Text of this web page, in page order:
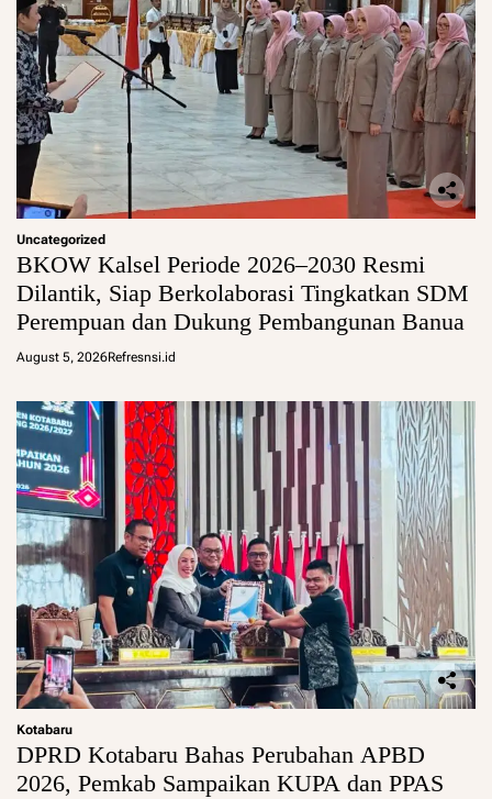
Uncategorized
BKOW Kalsel Periode 2026–2030 Resmi
Dilantik, Siap Berkolaborasi Tingkatkan SDM
Perempuan dan Dukung Pembangunan Banua
August 5, 2026Refresnsi.id
Kotabaru
DPRD Kotabaru Bahas Perubahan APBD
2026, Pemkab Sampaikan KUPA dan PPAS